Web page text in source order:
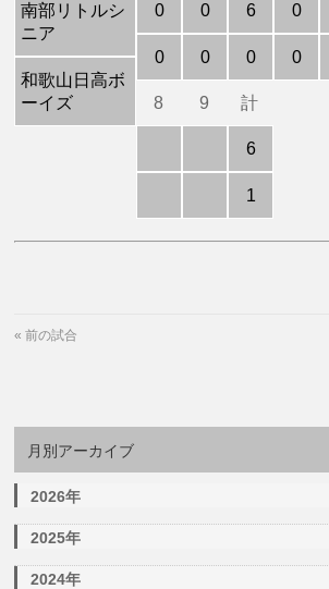
南部リトルシ
ニア
和歌山日高ボ
ーイズ
0
0
0
0
6
0
0
0
8 9 計
6
1
«前の試合
月別アーカイブ
2026年
2025年
2024年